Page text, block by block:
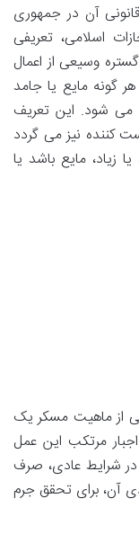
آن در جمهوری
ماده ۲۶۴ قانون مجازات اسلامی، تعریفی
وسیعی از اعمال
گونه مایع یا جامد
شود. این تعریف
کننده نیز می گردد
زیاد، مایع باشد یا
از ماهیت مسکر یک
مرتکب این عمل
شرایط عادی، صرف
آن، برای تحقق جرم